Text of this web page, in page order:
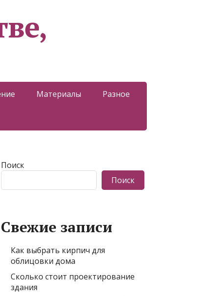
Материалы Разное
Поиск
Поиск
Свежие записи
Как выбрать кирпич для
облицовки дома
Сколько стоит проектирование
здания